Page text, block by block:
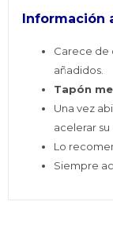
Información
Carece de
añadidos.
Tapón
Una vez
acelerar su
Lo
Siempre